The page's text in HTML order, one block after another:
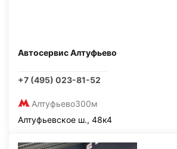
Автосервис Алтуфьево
+7 (495) 023-81-52
Алтуфьево300м
Алтуфьевское ш., 48к4